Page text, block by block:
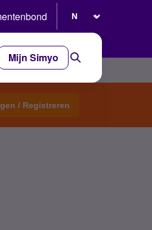
Mijn Simyo
/ Registreren